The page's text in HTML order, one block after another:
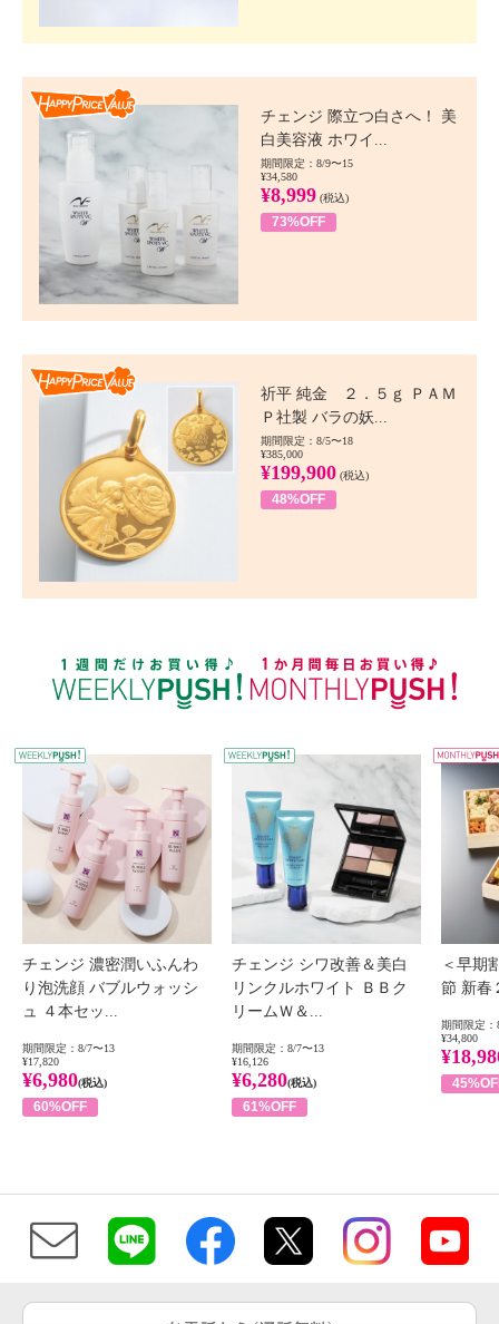
チェンジ 際立つ白さへ！ 美
白美容液 ホワイ...
期間限定：8/9〜15
¥34,580
¥8,999 (税込)
73%OFF
祈平 純金 ２．５ｇ ＰＡＭ
Ｐ社製 バラの妖...
期間限定：8/5〜18
¥385,000
¥199,900 (税込)
48%OFF
WEEKLY PUSH
チェンジ 濃密潤いふんわ
り泡洗顔 バブルウォッシ
ュ ４本セッ...
期間限定：8/7〜13
¥17,820
¥6,980(税込)
60%OFF
チェンジ シワ改善＆美白
リンクルホワイト ＢＢク
リームＷ＆...
期間限定：8/7〜13
¥16,126
¥6,280(税込)
61%OFF
＜早期
節 新春
期間限定：
¥34,800